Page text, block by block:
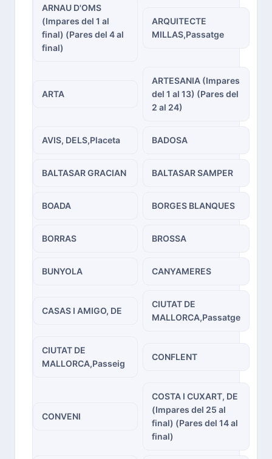
ARNAU D'OMS
(Impares del 1 al
final) (Pares del 4 al
final)
ARQUITECTE
MILLAS,Passatge
ARTA
ARTESANIA (Impares
del 1 al 13) (Pares del
2 al 24)
AVIS, DELS,Placeta BADOSA
BALTASAR GRACIAN BALTASAR SAMPER
BOADA BORGES BLANQUES
BORRAS BROSSA
BUNYOLA CANYAMERES
CASAS I AMIGO, DE
CIUTAT DE
MALLORCA,Passatge
CIUTAT DE
MALLORCA,Passeig
CONFLENT
CONVENI
COSTA I CUXART, DE
(Impares del 25 al
final) (Pares del 14 al
final)